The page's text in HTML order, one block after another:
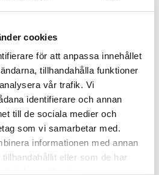
cookies
för att anpassa innehållet
tillhandahålla funktioner
vår trafik. Vi
identifierare och annan
till de sociala medier och
som vi samarbetar med.
informationen med annan
eller som de har
cm(46)
cm
cm(1)
cm(41)
cm(41)
cm(22)